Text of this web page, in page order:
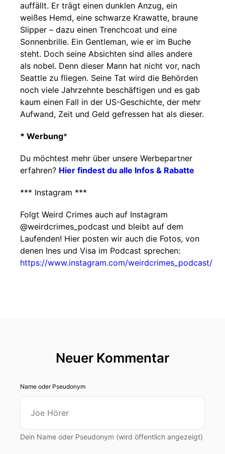
auffällt. Er trägt einen dunklen Anzug, ein
weißes Hemd, eine schwarze Krawatte, braune
Slipper – dazu einen Trenchcoat und eine
Sonnenbrille. Ein Gentleman, wie er im Buche
steht. Doch seine Absichten sind alles andere
als nobel. Denn dieser Mann hat nicht vor, nach
Seattle zu fliegen. Seine Tat wird die Behörden
noch viele Jahrzehnte beschäftigen und es gab
kaum einen Fall in der US-Geschichte, der mehr
Aufwand, Zeit und Geld gefressen hat als dieser.
* Werbung*
Du möchtest mehr über unsere Werbepartner
erfahren? Hier findest du alle Infos & Rabatte
*** Instagram ***
Folgt Weird Crimes auch auf Instagram
@weirdcrimes_podcast und bleibt auf dem
Laufenden! Hier posten wir auch die Fotos, von
denen Ines und Visa im Podcast sprechen:
https://www.instagram.com/weirdcrimes_podcast/
Neuer Kommentar
Name oder Pseudonym
Dein Name oder Pseudonym (wird öffentlich angezeigt)